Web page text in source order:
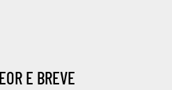
E BREVE